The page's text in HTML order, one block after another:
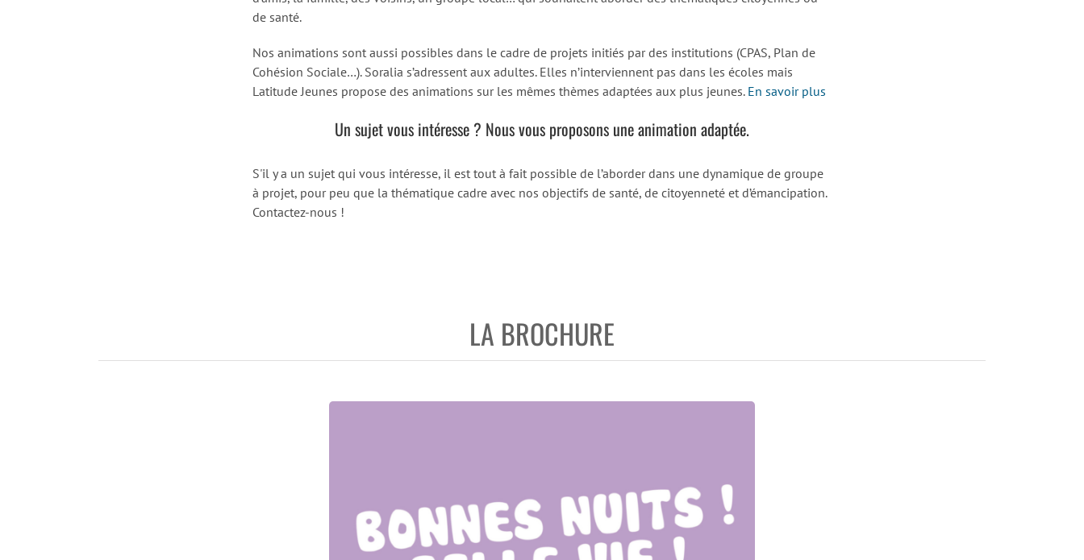
de santé.
Nos animations sont aussi possibles dans le cadre de projets initiés par des institutions (CPAS, Plan de
Cohésion Sociale…). Soralia s’adressent aux adultes. Elles n’interviennent pas dans les écoles mais
Latitude Jeunes propose des animations sur les mêmes thèmes adaptées aux plus jeunes. En savoir plus
Un sujet vous intéresse ? Nous vous proposons une animation adaptée.
S'il y a un sujet qui vous intéresse, il est tout à fait possible de l’aborder dans une dynamique de groupe
à projet, pour peu que la thématique cadre avec nos objectifs de santé, de citoyenneté et d’émancipation.
Contactez-nous !
LA BROCHURE